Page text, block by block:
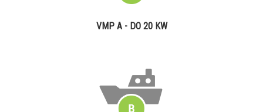
VMP A - DO 20 KW